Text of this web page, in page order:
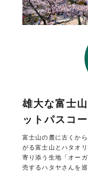
雄大な富士
ットパスコー
富士山の麓に古くか
がる富士山とハタオ
寄り添う生地「オー
売するハタヤさんを